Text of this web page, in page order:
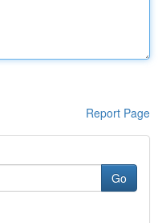
Report Page
Go